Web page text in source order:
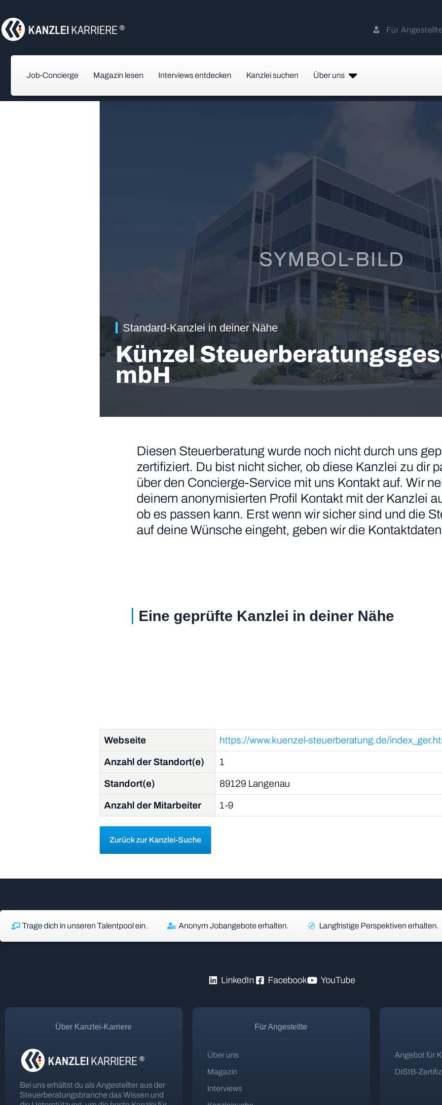
Für
Job-Concierge Magazin lesen Interviews entdecken Kanzlei suchen Über uns
Standard-Kanzlei in deiner Nähe
Künzel
mbH
Diesen Steuerberatung wurde noch nicht durch uns
zertifiziert. Du bist nicht sicher, ob diese Kanzlei zu dir
über den Concierge-Service mit uns Kontakt auf. Wir
deinem anonymisierten Profil Kontakt mit der Kanzlei
ob es passen kann. Erst wenn wir sicher sind und die
auf deine Wünsche eingeht, geben wir die
Eine geprüfte Kanzlei in deiner Nähe
Webseite https://www.kuenzel-steuerberatung.de/
Anzahl der Standort(e) 1
Standort(e) 89129 Langenau
Anzahl der Mitarbeiter 1-9
Zurück zur Kanzlei-Suche
Trage dich in unseren Talentpool ein. Anonym Jobangebote erhalten. Langfristige Perspektiven erhalten.
LinkedIn Facebook YouTube
Über Kanzlei-Karriere
Bei uns erhältst du als Angestellter aus der
Steuerberatungsbranche das Wissen und
Für Angestellte
Über uns
Magazin
Interviews
Angebot für
DIStB-